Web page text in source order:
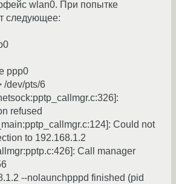
wlan0. При попытке
следующее:
ppp0
/dev/pts/6
refused
Could not
to 192.168.1.2
Call manager
--nolaunchpppd finished (pid